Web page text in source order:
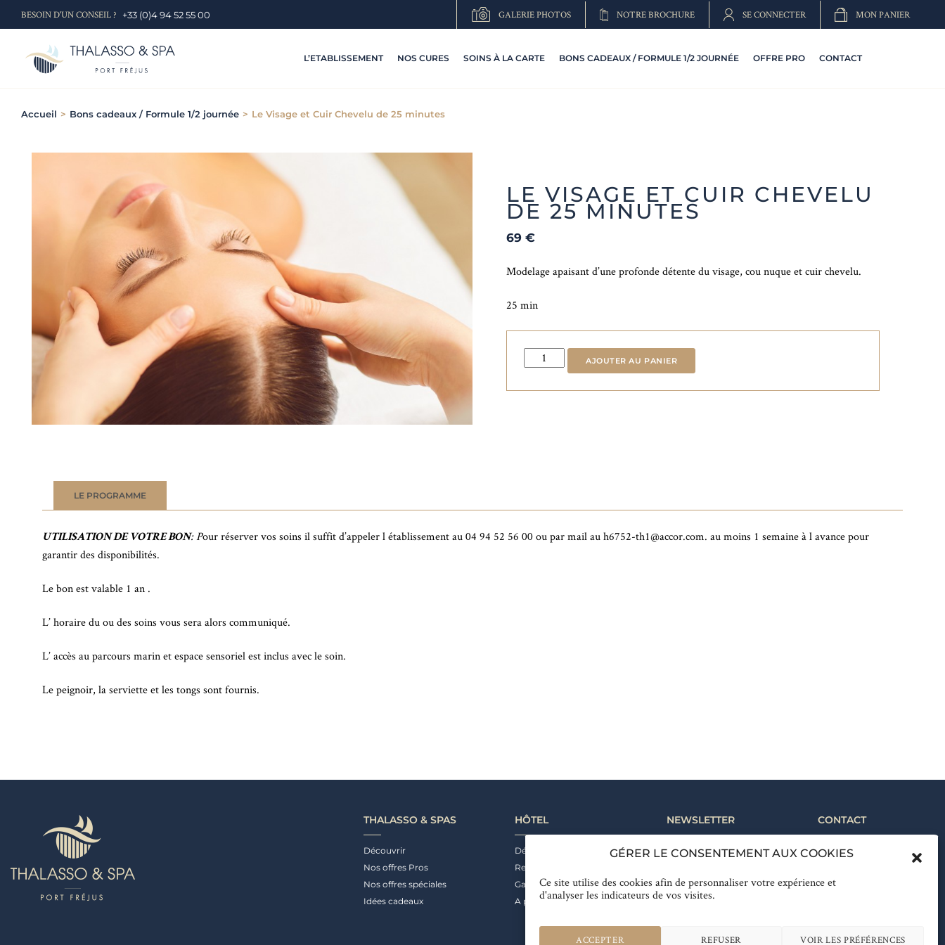
GÉRER LE CONSENTEMENT AUX COOKIES
Ce site utilise des cookies afin de personnaliser votre expérience et
d'analyser les indicateurs de vos visites.
ACCEPTER REFUSER VOIR LES PRÉFÉRENCES
BESOIN D'UN CONSEIL ? +33 (0)4 94 52 55 00 GALERIE PHOTOS NOTRE BROCHURE SE CONNECTER MON PANIER
L’ETABLISSEMENT NOS CURES SOINS À LA CARTE BONS CADEAUX / FORMULE 1/2 JOURNÉE OFFRE PRO CONTACT
Accueil > Bons cadeaux / Formule 1/2 journée > Le Visage et Cuir Chevelu de 25 minutes
LE VISAGE ET CUIR CHEVELU
DE 25 MINUTES
69 €
Modelage apaisant d’une profonde détente du visage, cou nuque et cuir chevelu.
25 min
quantité
de
Le
minutes
AJOUTER AU PANIER
LE PROGRAMME
UTILISATION DE VOTRE BON: Pour réserver vos soins il suffit d’appeler l établissement au 04 94 52 56 00 ou par mail au h6752-th1@accor.com. au moins 1 semaine à l avance pour
garantir des disponibilités.
Le bon est valable 1 an .
L’ horaire du ou des soins vous sera alors communiqué.
L’ accès au parcours marin et espace sensoriel est inclus avec le soin.
Le peignoir, la serviette et les tongs sont fournis.
THALASSO & SPAS
Découvrir
Nos offres Pros
Nos offres spéciales
Idées cadeaux
HÔTEL
Découvrir
Restaurant & Bar
Galerie photos
A proximité
NEWSLETTER
Suivez notre actualité &
bénéficiez des meilleures
Inscrivez-vous
CONTACT
+33 (0)4 94 52 55 00